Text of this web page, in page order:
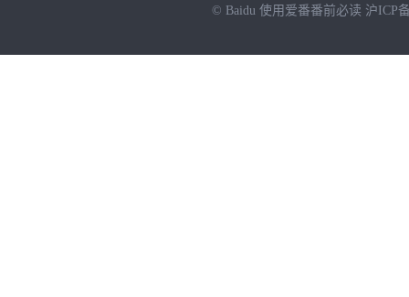
© Baidu 使用爱番番前必读 沪ICP